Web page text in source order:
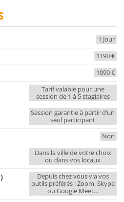
1 Jour
1190 €
1090 €
Tarif valable pour une
session de 1 à 5 stagiaires
Session garantie à partir d’un
seul participant
Non
Dans la ville de votre choix
ou dans vos locaux
Depuis chez vous via vos
outils préférés : Zoom, Skype
ou Google Meet...